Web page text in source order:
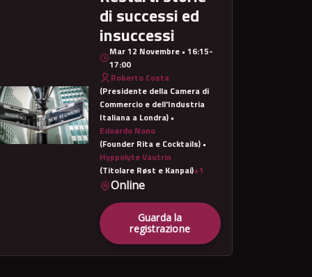
di successi ed
insuccessi
Mar 12 Novembre • 16:15-
17:00
Roberto Costa
(Presidente della Camera di
Commercio e dell'Industria
Italiana a Londra) •
Edoardo Nono
(Founder Rita e Cocktails) •
Hyppolyte Vautrin
(Titolare Røst e Kanpai)+1
Online
Guarda la
registrazione